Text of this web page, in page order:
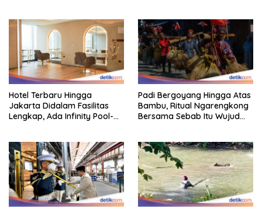
Hotel Terbaru Hingga
Jakarta Didalam Fasilitas
Lengkap, Ada Infinity Pool-
Padi Bergoyang Hingga Atas
Bambu, Ritual Ngarengkong
Bersama Sebab Itu Wujud